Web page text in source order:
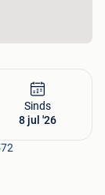
voor je
Sinds
8 jul '26